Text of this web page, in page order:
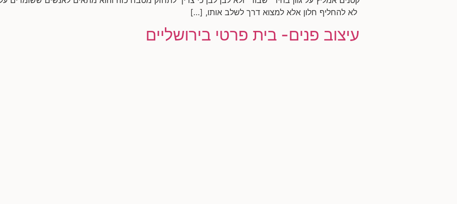
לא להחליף חלון אלא למצוא דרך לשלב אותו, […]
עיצוב פנים- בית פרטי בירושליים